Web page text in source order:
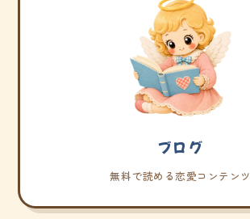
ブログ
無料で読める恋愛コンテンツ